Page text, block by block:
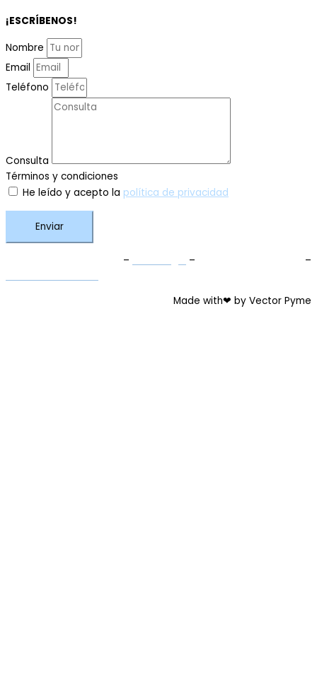
¡ESCRÍBENOS!
Nombre
Email
Teléfono
Consulta
Términos y condiciones
He leído y acepto la política de privacidad
Enviar
– –
–
Made with❤ by Vector Pyme